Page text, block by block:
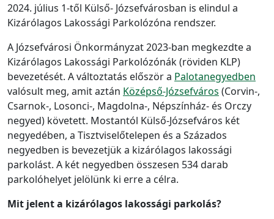
2024. július 1-től Külső- Józsefvárosban is elindul a
Kizárólagos Lakossági Parkolózóna rendszer.
A Józsefvárosi Önkormányzat 2023-ban megkezdte a
Kizárólagos Lakossági Parkolózónák (röviden KLP)
bevezetését. A változtatás először a Palotanegyedben
valósult meg, amit aztán Középső-Józsefváros (Corvin-,
Csarnok-, Losonci-, Magdolna-, Népszínház- és Orczy
negyed) követett. Mostantól Külső-Józsefváros két
negyedében, a Tisztviselőtelepen és a Százados
negyedben is bevezetjük a kizárólagos lakossági
parkolást. A két negyedben összesen 534 darab
parkolóhelyet jelölünk ki erre a célra.
Mit jelent a kizárólagos lakossági parkolás?